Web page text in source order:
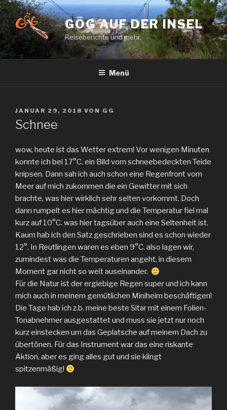
Zum
Inhalt
springen
GÖG AUF DER INSEL
Reiseberichte und mehr.
Menü
VERÖFFENTLICHT
AM
JANUAR 29, 2018 VON GG
Schnee
wow, heute ist das Wetter extrem! Vor wenigen Minuten
konnte ich bei 17°C. ein Bild vom schneebedeckten Teide
knipsen. Dann sah ich auch schon eine Regenfront vom
Meer auf mich zukommen die ein Gewitter mit sich
brachte, was hier wirklich sehr selten vorkommt. Doch
dann rumpelt es hier mächtig und die Temperatur fiel mal
kurz auf 10°C. was hier tagsüber auch eine Seltenheit ist.
Kaum hab ich den Satz geschrieben sind es schon wieder
12°. In Reutlingen waren es eben 9°C. also lagen wir,
zumindest was die Temperaturen angeht, in diesem
Moment gar nicht so weit auseinander.
Für die Natur ist der ergiebige Regen super und ich kann
mich auch in meinem gemütlichen Miniheim beschäftigen!
Die Tage hab ich z.b. meine beste Sitar mit einem Folien-
Tonabnehmer ausgestattet und muss sie jetzt nur noch
kurz einstecken um das Geplatsche auf meinem Dach zu
übertönen. Für das Instrument war das eine riskante
Aktion, aber es ging alles gut und sie klingt
spitzenmäßig!